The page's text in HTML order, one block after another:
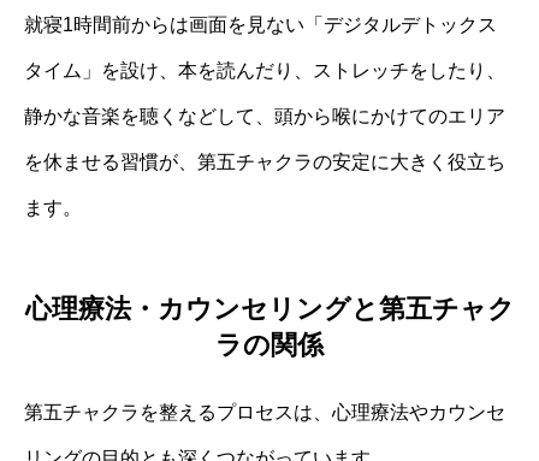
就寝1時間前からは画面を見ない「デジタルデトックス
タイム」を設け、本を読んだり、ストレッチをしたり、
静かな音楽を聴くなどして、頭から喉にかけてのエリア
を休ませる習慣が、第五チャクラの安定に大きく役立ち
ます。
心理療法・カウンセリングと第五チャク
ラの関係
第五チャクラを整えるプロセスは、心理療法やカウンセ